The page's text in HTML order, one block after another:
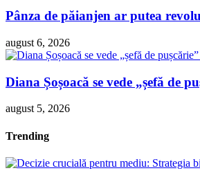
Pânza de păianjen ar putea
august 6, 2026
Diana Șoșoacă se vede „șefă
august 5, 2026
Trending